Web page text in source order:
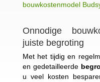
bouwkostenmodel
Onnodige
juiste begroting
Met het tijdig en
en gedetailleerde
u veel kosten